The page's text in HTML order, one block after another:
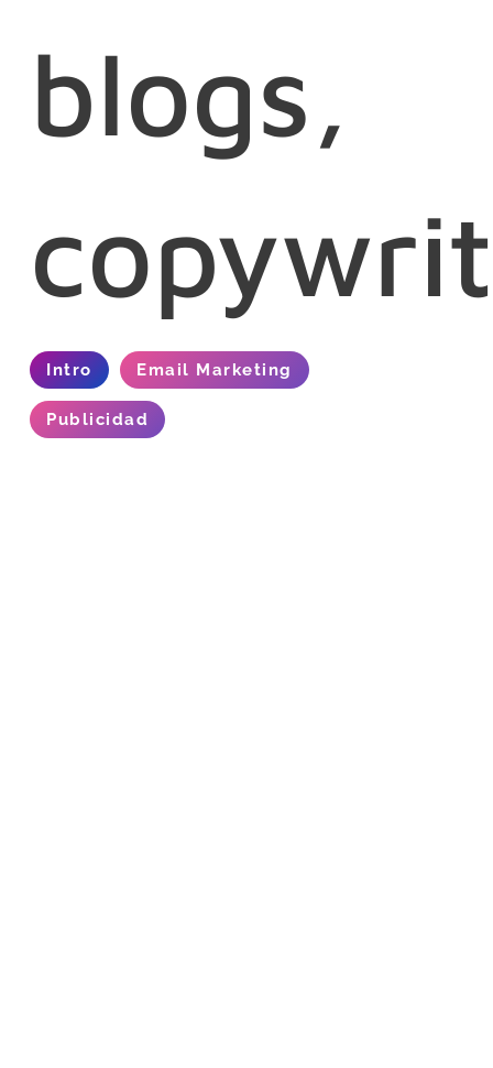
blogs,
Intro Email Marketing
Publicidad